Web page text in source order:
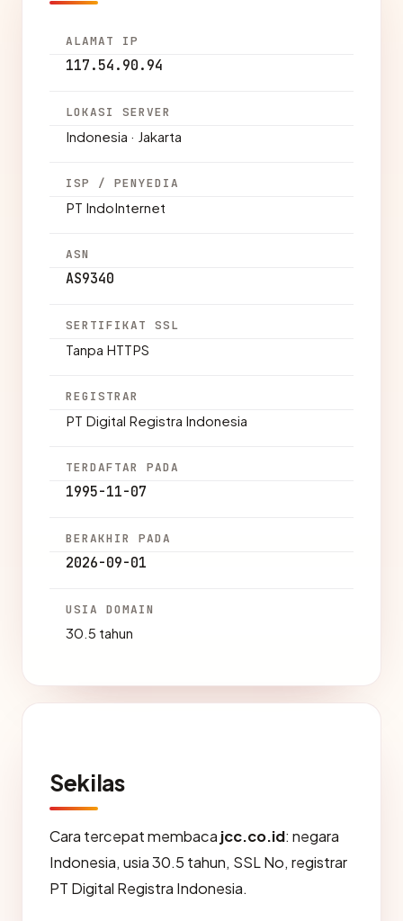
ALAMAT IP
117.54.90.94
LOKASI SERVER
Indonesia · Jakarta
ISP / PENYEDIA
PT IndoInternet
ASN
AS9340
SERTIFIKAT SSL
Tanpa HTTPS
REGISTRAR
PT Digital Registra Indonesia
TERDAFTAR PADA
1995-11-07
BERAKHIR PADA
2026-09-01
USIA DOMAIN
30.5 tahun
Sekilas
Cara tercepat membaca jcc.co.id: negara
Indonesia, usia 30.5 tahun, SSL No, registrar
PT Digital Registra Indonesia.